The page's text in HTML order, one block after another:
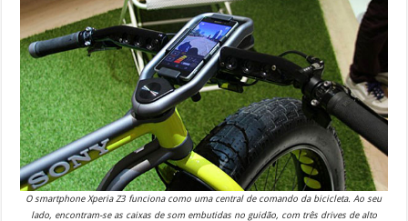
O smartphone Xperia Z3 funciona como uma central de comando da bicicleta. Ao seu
lado, encontram-se as caixas de som embutidas no guidão, com três drives de alto